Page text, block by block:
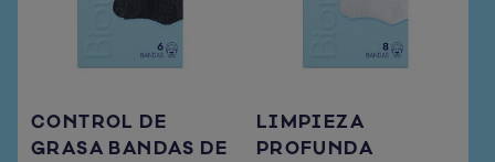
CONTROL DE
GRASA BANDAS DE
LIMPIEZA
PROFUNDA